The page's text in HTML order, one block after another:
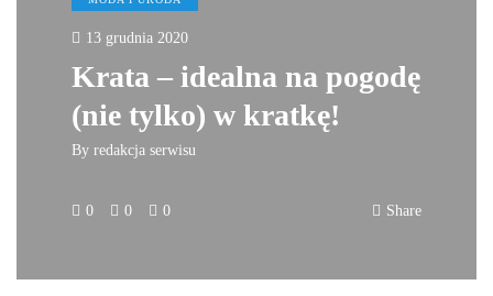
13 grudnia 2020
Krata – idealna na pogodę
(nie tylko) w kratkę!
By redakcja serwisu
0 0 0 Share